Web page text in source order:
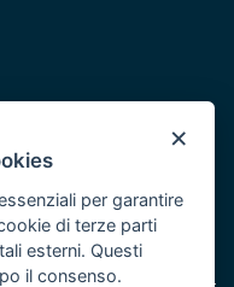
Puglia 2014/2020 -
×
per garantire
di terze parti
esterni. Questi
il consenso.